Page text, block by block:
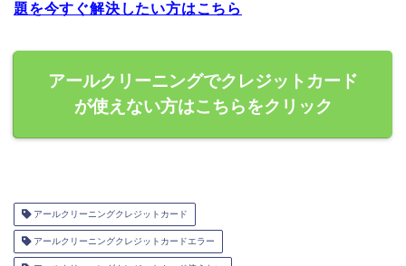
題を今すぐ解決したい方はこちら
アールクリーニングでクレジットカード
が使えない方はこちらをクリック
アールクリーニングクレジットカード
アールクリーニングクレジットカードエラー